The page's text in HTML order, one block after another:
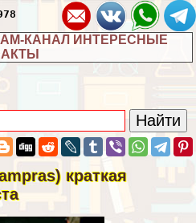
КАНАЛ ИНТЕРЕСНЫЕ
краткая